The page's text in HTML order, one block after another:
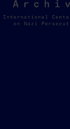
Archives